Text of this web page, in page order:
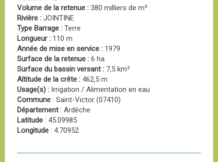
Volume de la retenue : 380 milliers de m³
Rivière : JOINTINE
Type Barrage : Terre
Longueur : 110 m
Année de mise en service : 1979
Surface de la retenue : 6 ha
Surface du bassin versant : 7,5 km²
Altitude de la crête : 462,5 m
Usage(s) : Irrigation / Alimentation en eau
Commune : Saint-Victor (07410)
Département: Ardèche
Latitude : 45.09985
Longitude : 4.70952